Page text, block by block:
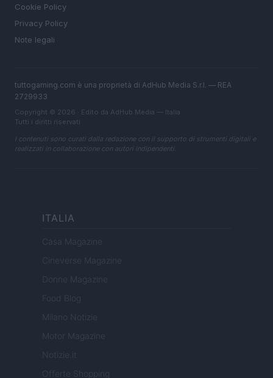
Cookie Policy
Privacy Policy
Note legali
tuttogaming.com è una proprietà di AdHub Media S.r.l. — REA
2729933
Copyright © 2026 · Edito da AdHub Media — Italia
Tutti i diritti riservati
I contenuti sono curati dalla redazione con il supporto di strumenti digitali e
realizzati in collaborazione con autori indipendenti.
ITALIA
Casa Magazine
Cineverse Magazine
Donne Magazine
Food Blog
Milano Notizie
Motor Magazine
Notizie.it
Offerte Shopping